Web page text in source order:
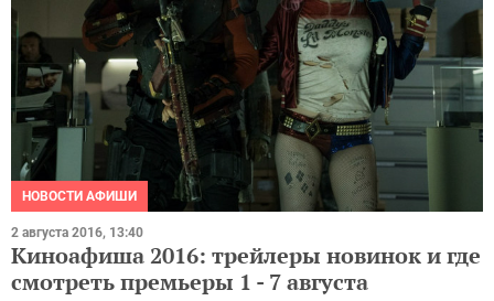
НОВОСТИ АФИШИ
2 августа 2016, 13:40
Киноафиша 2016: трейлеры новинок и где
смотреть премьеры 1 - 7 августа